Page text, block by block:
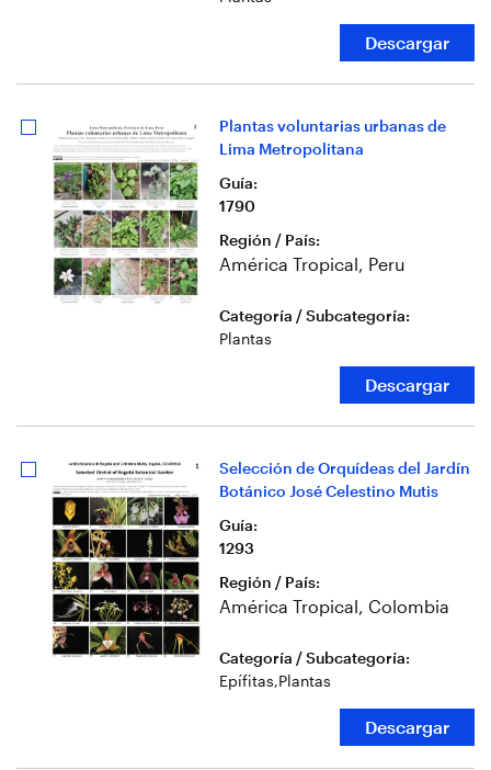
Descargar
Plantas voluntarias urbanas de
Lima Metropolitana
Guía:
1790
Región / País:
América Tropical, Peru
Categoría / Subcategoría:
Plantas
Descargar
Selección de Orquídeas del Jardín
Botánico José Celestino Mutis
Guía:
1293
Región / País:
América Tropical, Colombia
Categoría / Subcategoría:
Epífitas,Plantas
Descargar